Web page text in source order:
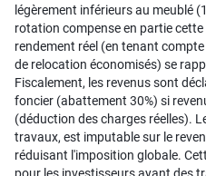
légèrement inférieurs au meublé
rotation compense en partie cette
rendement réel (en tenant
de relocation économisés) se
Fiscalement, les revenus sont
foncier (abattement 30%) si
(déduction des charges réelles).
travaux, est imputable sur le
réduisant l'imposition globale.
pour les investisseurs ayant des